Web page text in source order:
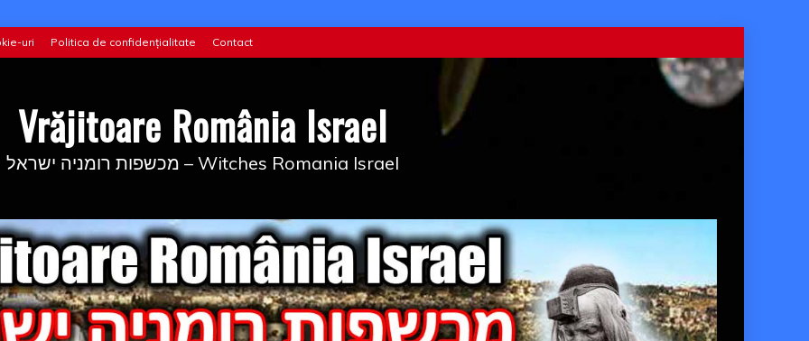
uri Politica de confidențialitate Contact
Vrăjitoare România Israel
מכשפות רומניה ישראל – Witches Romania Israel